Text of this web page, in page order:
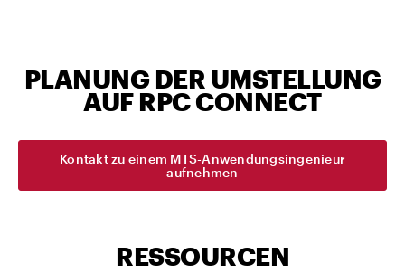
PLANUNG DER UMSTELLUNG
AUF RPC CONNECT
Kontakt zu einem MTS-Anwendungsingenieur
aufnehmen
RESSOURCEN